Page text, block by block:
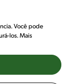
UMA NUTRICIONISTA E
Você pode
los. Mais